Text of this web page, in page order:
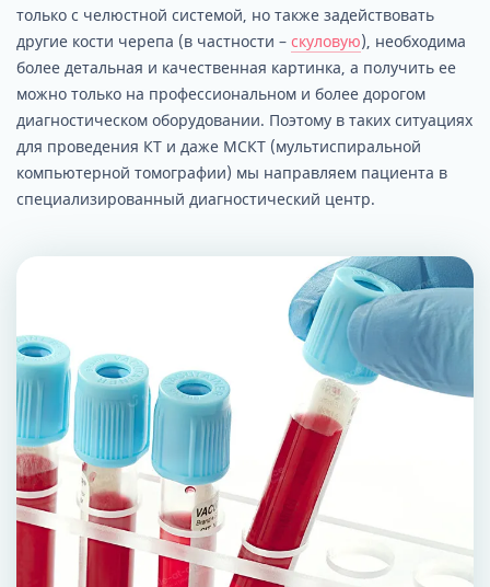
только с челюстной системой, но также задействовать
другие кости черепа (в частности – скуловую), необходима
более детальная и качественная картинка, а получить ее
можно только на профессиональном и более дорогом
диагностическом оборудовании. Поэтому в таких ситуациях
для проведения КТ и даже МСКТ (мультиспиральной
компьютерной томографии) мы направляем пациента в
специализированный диагностический центр.